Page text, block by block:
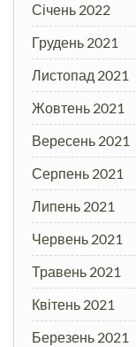
Січень 2022
Грудень 2021
Листопад 2021
Жовтень 2021
Вересень 2021
Серпень 2021
Липень 2021
Червень 2021
Травень 2021
Квітень 2021
Березень 2021